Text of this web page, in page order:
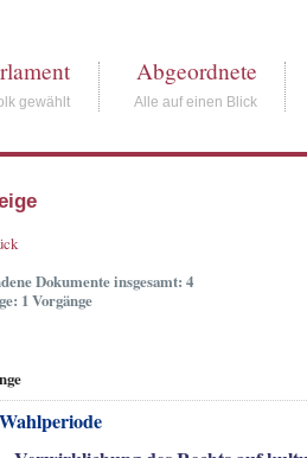
gewählt
Abgeordnete
Alle auf einen Blick
Dokumente insgesamt: 4
1 Vorgänge